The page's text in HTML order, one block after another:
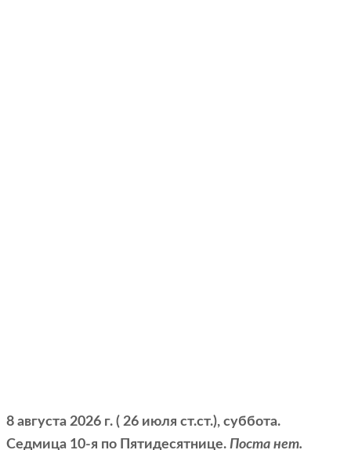
8 августа 2026 г. ( 26 июля ст.ст.), суббота.
Седмица 10-я по Пятидесятнице. Поста нет.